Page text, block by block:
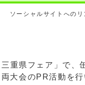
ソーシャルサイトへの
重県フェア」で、
大会のPR活動を行